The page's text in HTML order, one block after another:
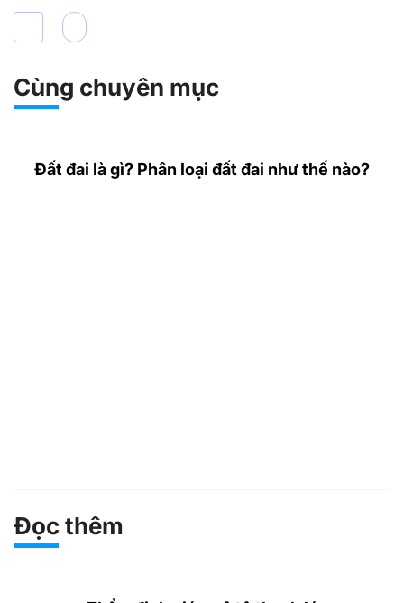
Cùng chuyên mục
Đất đai là gì? Phân loại đất đai như thế nào?
Đọc thêm